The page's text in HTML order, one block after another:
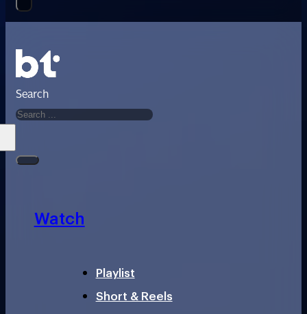
Search
Watch
Playlist
Short & Reels